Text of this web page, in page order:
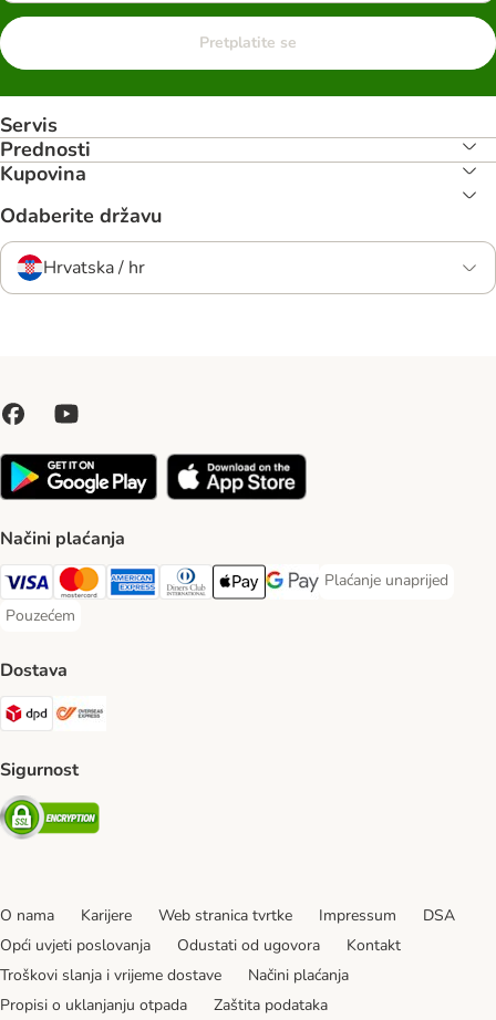
Pretplatite se
Servis
Prednosti
Kupovina
Odaberite državu
Hrvatska / hr
Načini plaćanja
Visa Payment Method
MasterCard Payment Method
American Express Payment Method
Diners Club Payment Method
Payment MethodGoogle pay Payment Method
Plaćanje unaprijed
Plaćanje unaprijed
Pouzećem
Pouzećem Payment Method
Dostava
DPD Shipping Method
Sigurnost
Security
O nama Karijere Web stranica tvrtke Impressum
DSA
Opći uvjeti poslovanja
Odustati od ugovora
Kontakt
Troškovi slanja i vrijeme dostave
Načini plaćanja
Propisi o uklanjanju otpada
Zaštita podataka